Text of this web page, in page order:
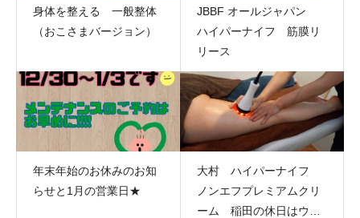
身体を整える 一般整体
（おこさまバージョン）
JBBF オールジャパン
ハイパーナイフ 筋膜リ
リース
年末年始のお休みのお知
らせと1月の営業日★
大村 ハイパーナイフ
ノンエフプレミアムクリ
ーム 稲田の休日はウォ